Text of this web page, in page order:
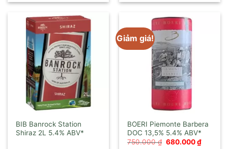
BIB Banrock Station
Shiraz 2L
Giảm giá!
BOERI Piemonte Barbera
DOC 13,5%
750.000₫ Giá
680.000₫Giá